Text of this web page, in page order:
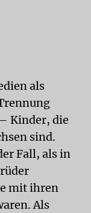
als
Kinder, die
sind.
Fall, als in
mit ihren
Als